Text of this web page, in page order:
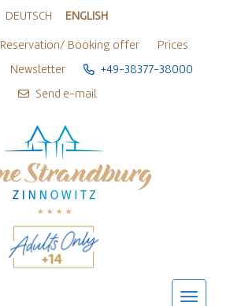
DEUTSCH ENGLISH
Reservation/ Booking offer Prices
Newsletter +49-38377-38000
Send e-mail